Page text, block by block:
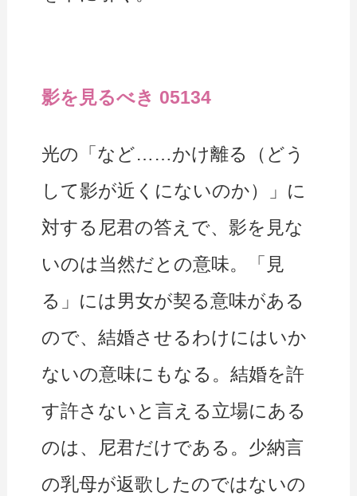
影を見るべき 05134
光の「など……かけ離る（どう
して影が近くにないのか）」に
対する尼君の答えで、影を見な
いのは当然だとの意味。「見
る」には男女が契る意味がある
ので、結婚させるわけにはいか
ないの意味にもなる。結婚を許
す許さないと言える立場にある
のは、尼君だけである。少納言
の乳母が返歌したのではないの